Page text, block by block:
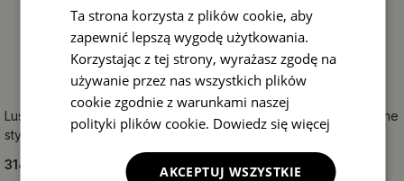
Lustro ścienne dekoracyjne w
stylu loftowym o okrągłym
314.99 zł
Lustro dekoracyjne prostokątne
z geometrycznym wzorem
209.99 zł
Ta strona korzysta z plików cookie, aby
zapewnić lepszą wygodę użytkowania.
Korzystając z tej strony, wyrażasz zgodę na
używanie przez nas wszystkich plików
cookie zgodnie z warunkami naszej
polityki plików cookie. Dowiedz się więcej
AKCEPTUJ WSZYSTKIE